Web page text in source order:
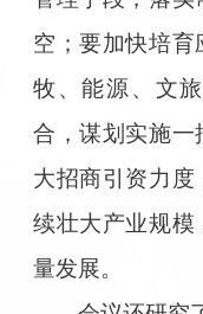
空；要加快培
牧、能源、文
合，谋划实施一
大招商引资力
续壮大产业规模
量发展。